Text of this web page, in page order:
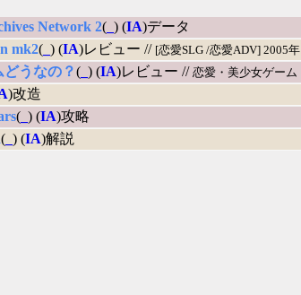
Network 2(_ ) (IA)データ
mk2(_ ) (IA)レビュー // [恋愛SLG /恋愛ADV] 2005年
どうなの？(_ ) (IA)レビュー // 恋愛・美少女ゲーム
)改造
(_ ) (IA)攻略
(_ ) (IA)解説